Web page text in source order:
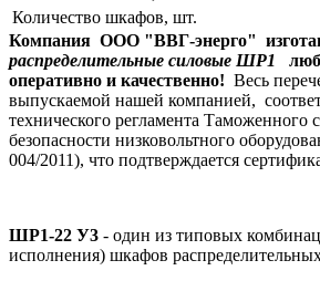
Количество шкафов, шт.
Компания ООО "ВВГ-энерго"
распределительные силовые ШР1
оперативно и качественно! Весь
выпускаемой нашей компанией,
технического регламента Таможенного
безопасности низковольтного
004/2011), что подтверждается
ШР1-22 У3 - один из типовых
исполнения) шкафов